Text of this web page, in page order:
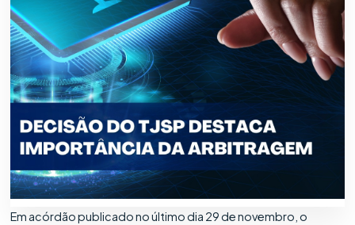
Em acórdão publicado no último dia 29 de novembro, o